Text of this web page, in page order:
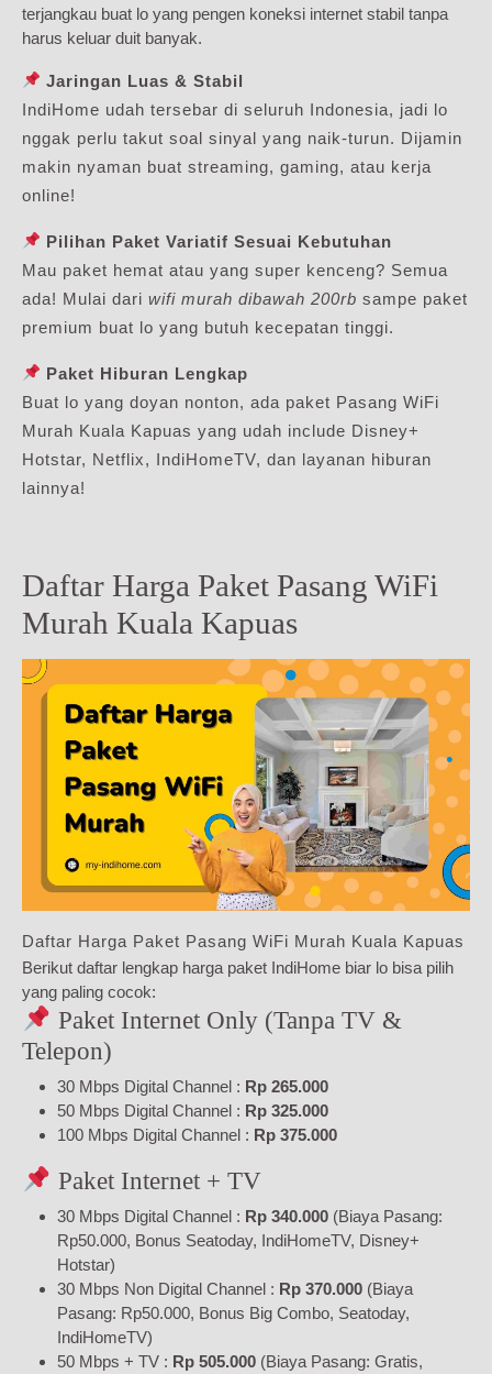
terjangkau buat lo yang pengen koneksi internet stabil tanpa
harus keluar duit banyak.
Jaringan Luas & Stabil
IndiHome udah tersebar di seluruh Indonesia, jadi lo
nggak perlu takut soal sinyal yang naik-turun. Dijamin
makin nyaman buat streaming, gaming, atau kerja
online!
Pilihan Paket Variatif Sesuai Kebutuhan
Mau paket hemat atau yang super kenceng? Semua
ada! Mulai dari wifi murah dibawah 200rb sampe paket
premium buat lo yang butuh kecepatan tinggi.
Paket Hiburan Lengkap
Buat lo yang doyan nonton, ada paket Pasang WiFi
Murah Kuala Kapuas yang udah include Disney+
Hotstar, Netflix, IndiHomeTV, dan layanan hiburan
lainnya!
Daftar Harga Paket Pasang WiFi
Murah Kuala Kapuas
Daftar Harga Paket Pasang WiFi Murah Kuala Kapuas
Berikut daftar lengkap harga paket IndiHome biar lo bisa pilih
yang paling cocok:
Paket Internet Only (Tanpa TV &
Telepon)
30 Mbps Digital Channel : Rp 265.000
50 Mbps Digital Channel : Rp 325.000
100 Mbps Digital Channel : Rp 375.000
Paket Internet + TV
30 Mbps Digital Channel : Rp 340.000 (Biaya Pasang:
Rp50.000, Bonus Seatoday, IndiHomeTV, Disney+
Hotstar)
30 Mbps Non Digital Channel : Rp 370.000 (Biaya
Pasang: Rp50.000, Bonus Big Combo, Seatoday,
IndiHomeTV)
50 Mbps + TV : Rp 505.000 (Biaya Pasang: Gratis,